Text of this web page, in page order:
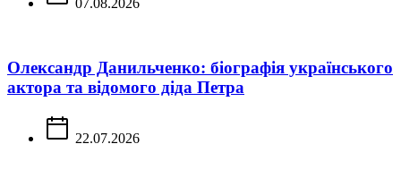
Олександр Данильченко: біографія українського
актора та відомого діда Петра
22.07.2026